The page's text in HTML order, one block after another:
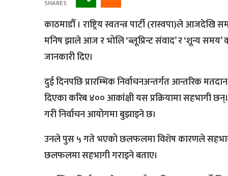
SHARES
काठमाडौँ । राष्ट्रिय स्वतन्त्र पार्टी (रास्वपा)ले आजदेखि
मनिष झाले आज र भोलि ‘ब्लूप्रिन्ट संवाद’ र ‘शून्य समय’
जानकारी दिए।
दुई दिनपछि प्रारम्भिक निर्वाचनअन्तर्गत आन्तरिक
दिएका करिब ४०० आकांक्षी यस प्रक्रियामा सहभागी
गरी निर्वाचन आयोगमा बुझाइने छ।
उनले पुस ५ गते भएको छलफलमा विशेष कारणले
छलफलमा सहभागी गराइने बताए।